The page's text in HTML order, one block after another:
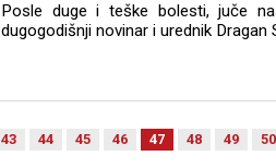
Posle duge i teške bolesti, juče
dugogodišnji novinar i urednik Dragan
43 44 45 46 47 48 49 50